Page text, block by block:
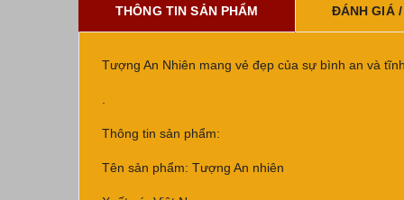
THÔNG TIN SẢN PHẨM ĐÁNH GIÁ
Tượng An Nhiên mang vẻ đẹp của sự bình an và
Thông tin sản phẩm:
Tên sản phẩm: Tượng An nhiên